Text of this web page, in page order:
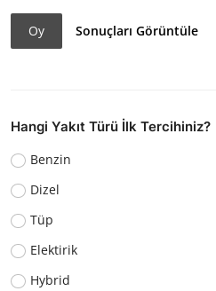
Oy Sonuçları Görüntüle
Hangi Yakıt Türü İlk Tercihiniz?
Benzin
Dizel
Tüp
Elektirik
Hybrid